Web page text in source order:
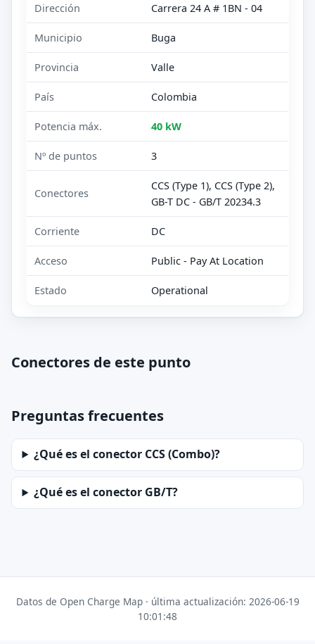
Dirección Carrera 24 A # 1BN - 04
Municipio Buga
Provincia Valle
País Colombia
Potencia máx. 40 kW
Nº de puntos 3
Conectores
CCS (Type 1), CCS (Type 2),
GB-T DC - GB/T 20234.3
Corriente DC
Acceso Public - Pay At Location
Estado Operational
Conectores de este punto
Preguntas frecuentes
¿Qué es el conector CCS (Combo)?
¿Qué es el conector GB/T?
Datos de Open Charge Map · última actualización: 2026-06-19
10:01:48